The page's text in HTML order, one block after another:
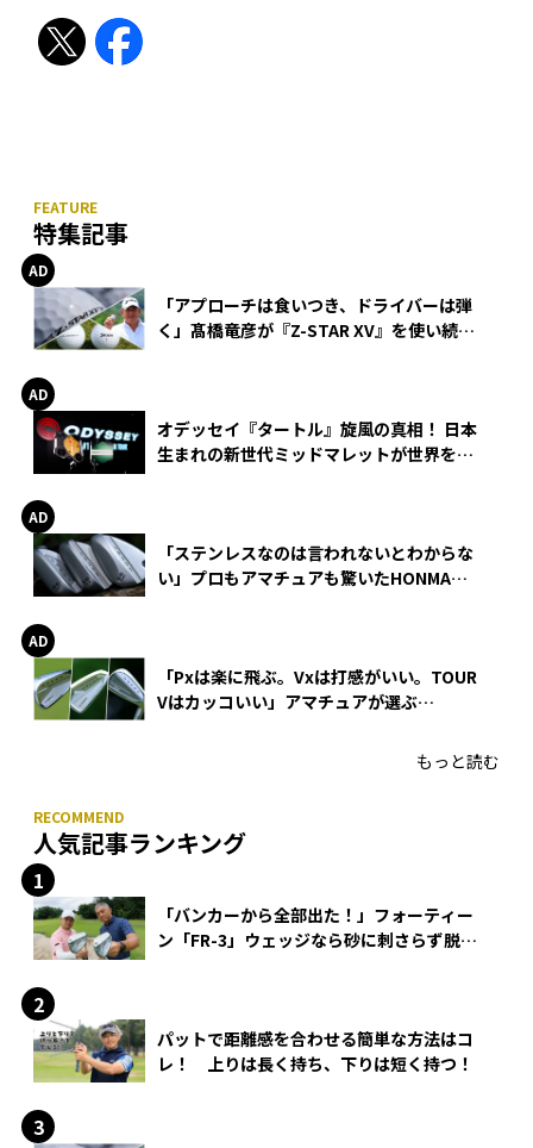
特集記事
「アプローチは食いつき、ドライバーは弾
く」髙橋竜彦が『Z-STAR XV』を使い続け
オデッセイ『タートル』旋風の真相！ 日本
生まれの新世代ミッドマレットが世界を席
「ステンレスなのは言われないとわからな
い」プロもアマチュアも驚いたHONMA
「Pxは楽に飛ぶ。Vxは打感がいい。TOUR
Vはカッコいい」アマチュアが選ぶ
もっと読む
人気記事ランキング
「バンカーから全部出た！」フォーティー
ン「FR-3」ウェッジなら砂に刺さらず脱出
パットで距離感を合わせる簡単な方法はコ
レ！ 上りは長く持ち、下りは短く持つ！